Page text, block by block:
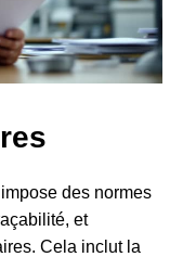
des normes
et
Cela inclut la